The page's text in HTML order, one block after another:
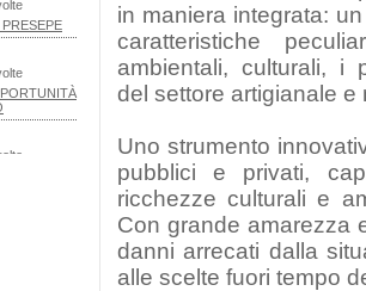
in maniera integrata:
caratteristiche
ambientali, culturali, i
del settore artigianale e
Uno strumento
pubblici e privati,
ricchezze culturali e
Con grande amarezza
danni arrecati dalla
alle scelte fuori tempo